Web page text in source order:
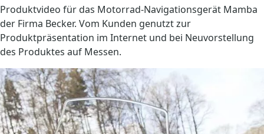
Produktvideo für das Motorrad-Navigationsgerät Mamba
der Firma Becker. Vom Kunden genutzt zur
Produktpräsentation im Internet und bei Neuvorstellung
des Produktes auf Messen.